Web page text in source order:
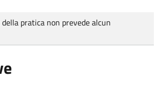
pratica non prevede alcun